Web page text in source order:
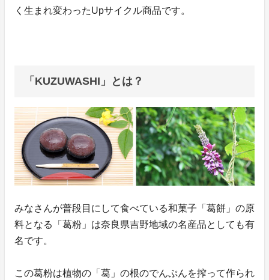
く生まれ変わったUpサイクル商品です。
「KUZUWASHI」とは？
みなさんが普段目にして食べている和菓子「葛餅」の原
料となる「葛粉」は奈良県吉野地域の名産品としても有
名です。
この葛粉は植物の「葛」の根のでんぷんを搾って作られ